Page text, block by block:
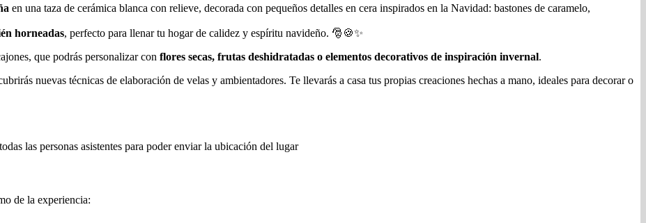
en una taza de cerámica blanca con relieve, decorada con pequeños detalles en cera inspirados en la Navidad: bastones de caramelo,
horneadas, perfecto para llenar tu hogar de calidez y espíritu navideño. 🎅🍪✨
que podrás personalizar con flores secas, frutas deshidratadas o elementos decorativos de inspiración invernal.
nuevas técnicas de elaboración de velas y ambientadores. Te llevarás a casa tus propias creaciones hechas a mano, ideales para decorar o
las personas asistentes para poder enviar la ubicación del lugar
de la experiencia: